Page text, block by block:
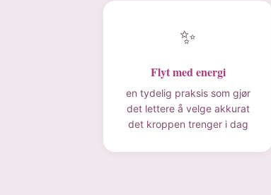
✨
Flyt med energi
en tydelig praksis som gjør
det lettere å velge akkurat
det kroppen trenger i dag